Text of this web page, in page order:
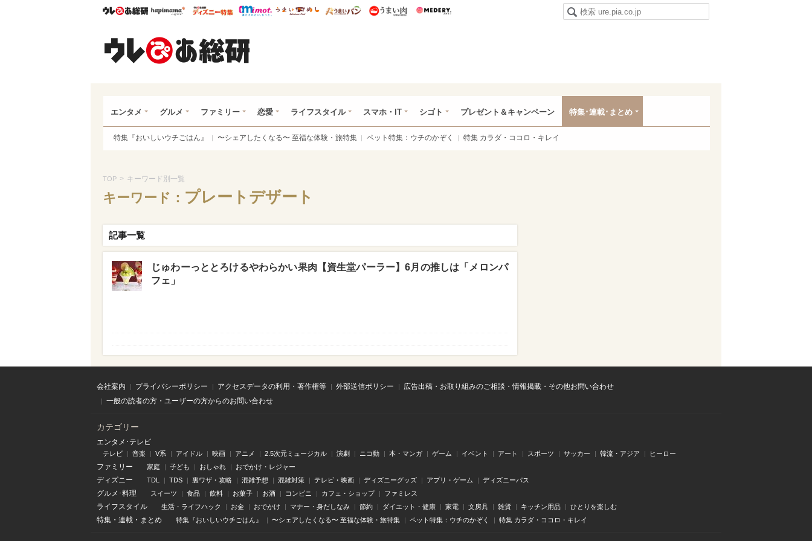
ウレぴあ総研ハピママ* ウレぴあ総研 ディズニー特集
mimot. うまいめし うまいパン うまい肉
エンタメ グルメ ファミリー 恋愛 ライフスタイル スマホ・IT シゴト プレゼント＆キャンペーン 特集･連載･まとめ
特集『おいしいウチごはん』 〜シェアしたくなる〜 至福な体験・旅特集 ペット特集：ウチのかぞく 特集 カラダ・ココロ・キレイ
TOP > キーワード別一覧
キーワード： プレートデザート
記事一覧
じゅわーっととろけるやわらかい果肉【資生堂パーラー】6月の推しは「メロンパ
フェ」
会社案内 プライバシーポリシー アクセスデータの利用・著作権等 外部送信ポリシー
広告出稿・お取り組みのご相談・情報掲載・その他お問い合わせ
一般の読者の方・ユーザーの方からのお問い合わせ
カテゴリー
エンタメ･テレビ
テレビ 音楽 V系 アイドル 映画 アニメ 2.5次元ミュージカル 演劇 ニコ動 本・マンガ ゲーム イベント アート スポーツ サッカー 韓流・アジア ヒーロー
ファミリー 家庭 子ども おしゃれ おでかけ・レジャー
ディズニー TDL TDS 裏ワザ・攻略 混雑予想 混雑対策 テレビ・映画 ディズニーグッズ アプリ・ゲーム ディズニーパス
グルメ･料理 スイーツ 食品 飲料 お菓子 お酒 コンビニ カフェ・ショップ ファミレス
ライフスタイル 生活・ライフハック お金 おでかけ マナー・身だしなみ 節約 ダイエット・健康 家電 文房具 雑貨 キッチン用品 ひとりを楽しむ
特集 ・ 連載 ・ まとめ 特集『おいしいウチごはん』 〜シェアしたくなる〜 至福な体験・旅特集 ペット特集：ウチのかぞく 特集 カラダ・ココロ・キレイ